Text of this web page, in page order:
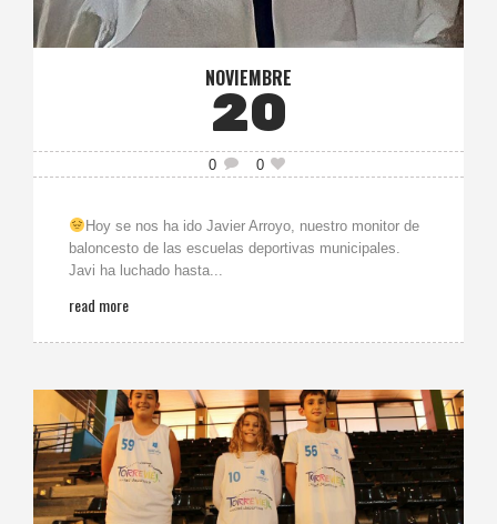
NOVIEMBRE
20
0 0
Hoy se nos ha ido Javier Arroyo, nuestro monitor de
baloncesto de las escuelas deportivas municipales.
Javi ha luchado hasta...
read more